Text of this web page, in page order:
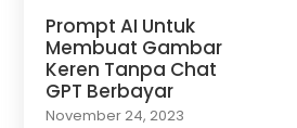
Prompt AI Untuk
Membuat Gambar
Keren Tanpa Chat
GPT Berbayar
November 24, 2023